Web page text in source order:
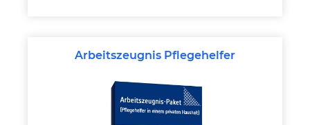
Arbeitszeugnis Pflegehelfer